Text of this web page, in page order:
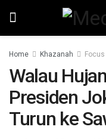
Home Khazanah Focus
Walau
Presiden
Turun ke